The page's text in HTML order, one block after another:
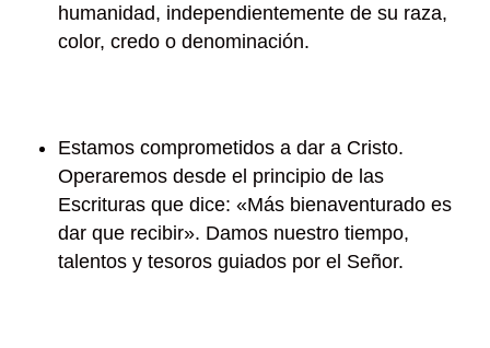
humanidad, independientemente de su raza,
color, credo o denominación.
Estamos comprometidos a dar a Cristo.
Operaremos desde el principio de las
Escrituras que dice: «Más bienaventurado es
dar que recibir». Damos nuestro tiempo,
talentos y tesoros guiados por el Señor.